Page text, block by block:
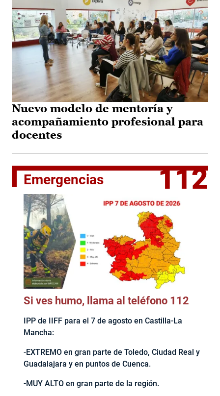
Nuevo modelo de mentoría y
acompañamiento profesional para
docentes
Emergencias 112
Si ves humo, llama al teléfono 112
IPP de IIFF para el 7 de agosto en Castilla-La
Mancha:
-EXTREMO en gran parte de Toledo, Ciudad Real y
Guadalajara y en puntos de Cuenca.
-MUY ALTO en gran parte de la región.